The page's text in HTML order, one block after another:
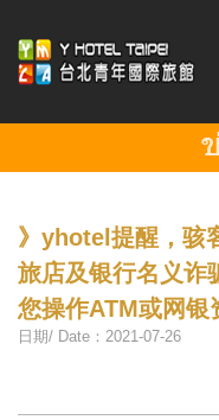
》yhotel提醒，骇
旅店及银行名义诈
您操作ATM或网银
日期/ Date：2021-07-26